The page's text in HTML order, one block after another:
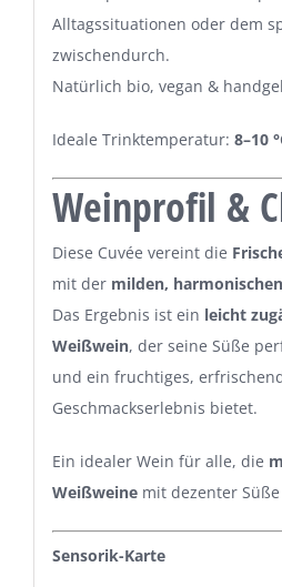
Alltagssituationen oder dem
zwischendurch.
Natürlich bio, vegan &
Ideale Trinktemperatur: 8–10
Weinprofil &
Diese Cuvée vereint die
mit der milden,
Das Ergebnis ist ein leicht
Weißwein, der seine Süße
und ein fruchtiges,
Geschmackserlebnis bietet.
Ein idealer Wein für alle, die
Weißweinemit dezenter Süße
Sensorik-Karte